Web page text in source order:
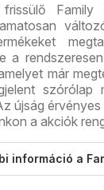
Family
a
már
szórólap
újság
a akciók
információ a